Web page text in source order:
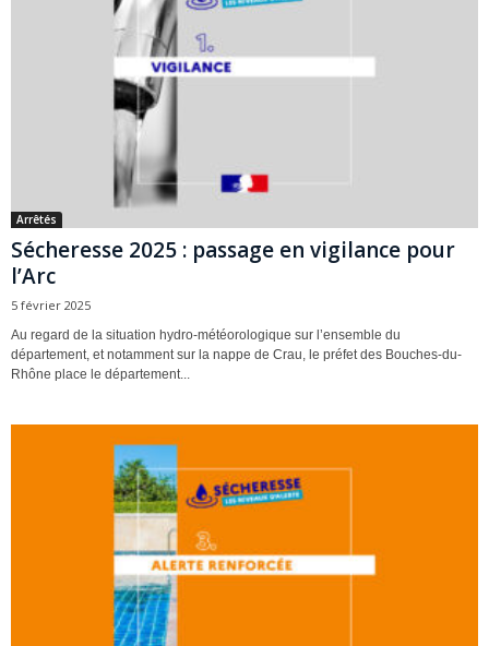
Arrêtés
Sécheresse 2025 : passage en vigilance pour
l’Arc
5 février 2025
Au regard de la situation hydro-météorologique sur l’ensemble du
département, et notamment sur la nappe de Crau, le préfet des Bouches-du-
Rhône place le département...